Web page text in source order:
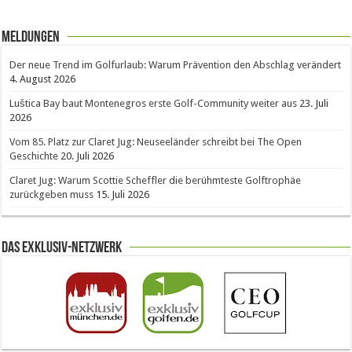
Meldungen
Der neue Trend im Golfurlaub: Warum Prävention den Abschlag verändert
4. August 2026
Luštica Bay baut Montenegros erste Golf-Community weiter aus 23. Juli
2026
Vom 85. Platz zur Claret Jug: Neuseeländer schreibt bei The Open
Geschichte 20. Juli 2026
Claret Jug: Warum Scottie Scheffler die berühmteste Golftrophäe
zurückgeben muss 15. Juli 2026
Das Exklusiv-Netzwerk